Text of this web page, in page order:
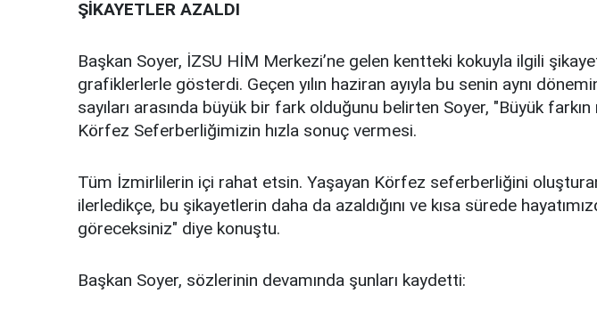
ŞİKAYETLER AZALDI
Başkan Soyer, İZSU HİM Merkezi’ne gelen kentteki kokuyla ilgili
grafiklerlerle gösterdi. Geçen yılın haziran ayıyla bu senin aynı
sayıları arasında büyük bir fark olduğunu belirten Soyer, "Büyük farkın
Körfez Seferberliğimizin hızla sonuç vermesi.
Tüm İzmirlilerin içi rahat etsin. Yaşayan Körfez seferberliğini
ilerledikçe, bu şikayetlerin daha da azaldığını ve kısa sürede
göreceksiniz" diye konuştu.
Başkan Soyer, sözlerinin devamında şunları kaydetti: